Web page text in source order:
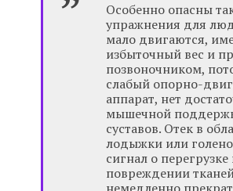
Особенно опасны
упражнения для
мало двигаются,
избыточный вес и
позвоночником,
слабый опорно-
аппарат, нет
мышечной
суставов. Отек в
лодыжки или
сигнал о
повреждении